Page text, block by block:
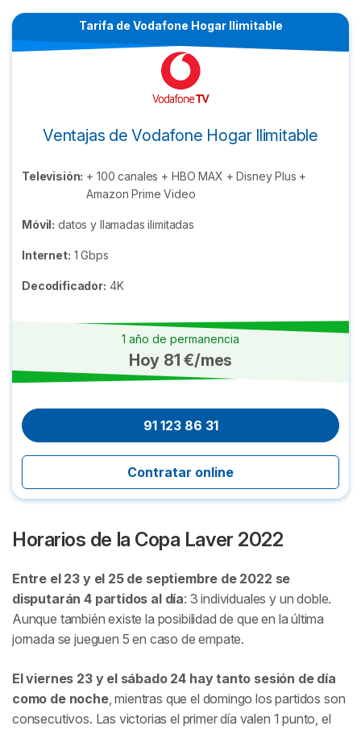
Tarifa de Vodafone Hogar Ilimitable
Ventajas de Vodafone Hogar Ilimitable
Televisión: + 100 canales + HBO MAX + Disney Plus +
Amazon Prime Video
Móvil: datos y llamadas ilimitadas
Internet: 1 Gbps
Decodificador: 4K
1 año de permanencia
Hoy 81 €/mes
91 123 86 31
Contratar online
Horarios de la Copa Laver 2022
Entre el 23 y el 25 de septiembre de 2022 se
disputarán 4 partidos al día: 3 individuales y un doble.
Aunque también existe la posibilidad de que en la última
jornada se jueguen 5 en caso de empate.
El viernes 23 y el sábado 24 hay tanto sesión de día
como de noche, mientras que el domingo los partidos son
consecutivos. Las victorias el primer día valen 1 punto, el